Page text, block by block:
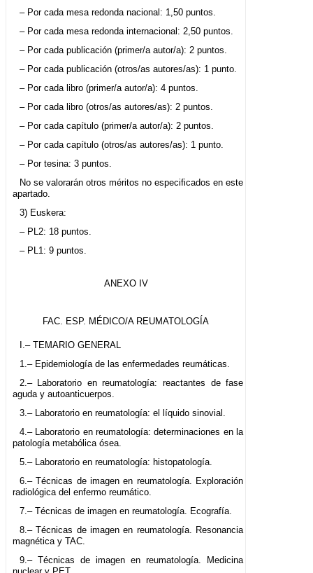
– Por cada mesa redonda nacional: 1,50 puntos.
– Por cada mesa redonda internacional: 2,50 puntos.
– Por cada publicación (primer/a autor/a): 2 puntos.
– Por cada publicación (otros/as autores/as): 1 punto.
– Por cada libro (primer/a autor/a): 4 puntos.
– Por cada libro (otros/as autores/as): 2 puntos.
– Por cada capítulo (primer/a autor/a): 2 puntos.
– Por cada capítulo (otros/as autores/as): 1 punto.
– Por tesina: 3 puntos.
No se valorarán otros méritos no especificados en este
apartado.
3) Euskera:
– PL2: 18 puntos.
– PL1: 9 puntos.
ANEXO IV
FAC. ESP. MÉDICO/A REUMATOLOGÍA
I.– TEMARIO GENERAL
1.– Epidemiología de las enfermedades reumáticas.
2.– Laboratorio en reumatología: reactantes de fase
aguda y autoanticuerpos.
3.– Laboratorio en reumatología: el líquido sinovial.
4.– Laboratorio en reumatología: determinaciones en la
patología metabólica ósea.
5.– Laboratorio en reumatología: histopatología.
6.– Técnicas de imagen en reumatología. Exploración
radiológica del enfermo reumático.
7.– Técnicas de imagen en reumatología. Ecografía.
8.– Técnicas de imagen en reumatología. Resonancia
magnética y TAC.
9.– Técnicas de imagen en reumatología. Medicina